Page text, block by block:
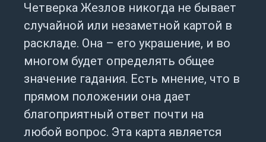
Четверка Жезлов никогда не бывает
случайной или незаметной картой в
раскладе. Она – его украшение, и во
многом будет определять общее
значение гадания. Есть мнение, что в
прямом положении она дает
благоприятный ответ почти на
любой вопрос. Эта карта является